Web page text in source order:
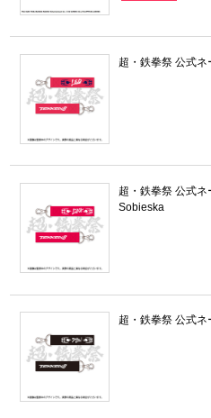
超・鉄拳祭 公式
超・鉄拳祭 公式
Sobieska
超・鉄拳祭 公式